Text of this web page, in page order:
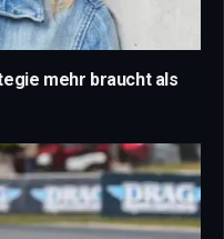
mehr braucht als